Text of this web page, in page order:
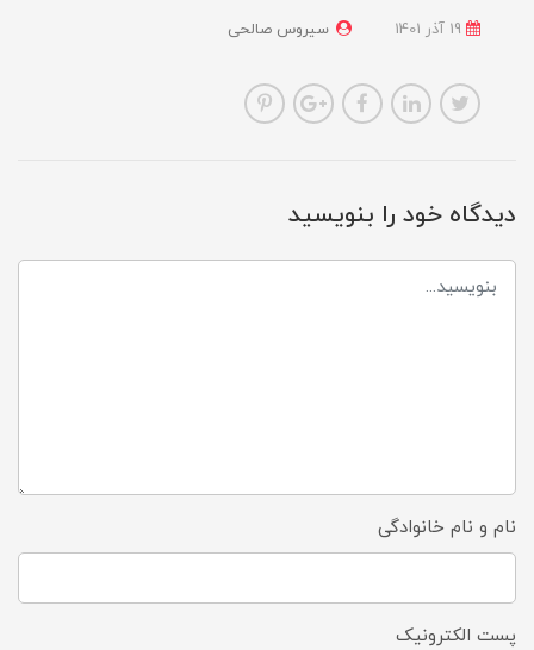
سیروس صالحی
دیدگاه خود را بنویسید
نام و نام خانوادگی
پست الکترونیک